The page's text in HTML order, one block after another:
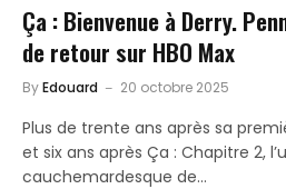
Ça : Bienvenue à Derry.
de retour sur HBO Max
ByEdouard 20 octobre 2025
Plus de trente ans après sa
et six ans après Ça : Chapitre 2,
cauchemardesque de…